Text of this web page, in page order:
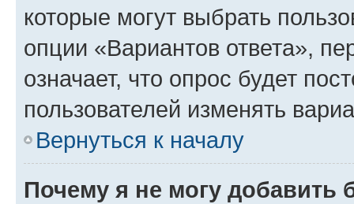
которые могут выбрать
опции «Вариантов ответа»,
означает, что опрос будет
пользователей изменять
Вернуться к началу
Почему я не могу добавить